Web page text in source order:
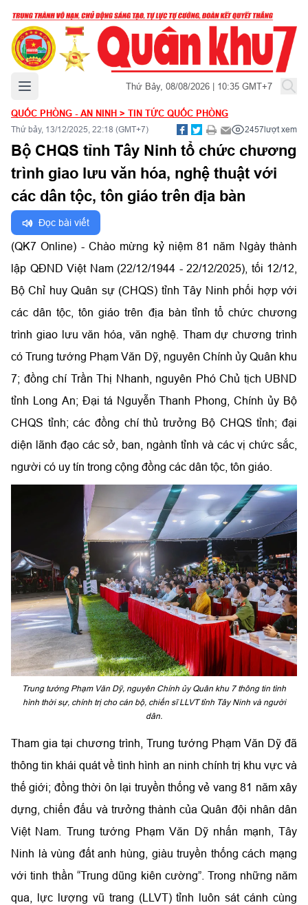
Mở menu chính Thứ Bảy, 08/08/2026 | 10:35 GMT+7
QUỐC PHÒNG - AN NINH > TIN TỨC QUỐC PHÒNG
Thứ bảy, 13/12/2025, 22:18 (GMT+7) 2457lượt xem
Bộ CHQS tỉnh Tây Ninh tổ chức chương
trình giao lưu văn hóa, nghệ thuật với
các dân tộc, tôn giáo trên địa bàn
Đọc bài viết
(QK7 Online) - Chào mừng kỷ niệm 81 năm Ngày thành
lập QĐND Việt Nam (22/12/1944 - 22/12/2025), tối 12/12,
Bộ Chỉ huy Quân sự (CHQS) tỉnh Tây Ninh phối hợp với
các dân tộc, tôn giáo trên địa bàn tỉnh tổ chức chương
trình giao lưu văn hóa, văn nghệ. Tham dự chương trình
có Trung tướng Phạm Văn Dỹ, nguyên Chính ủy Quân khu
7; đồng chí Trần Thị Nhanh, nguyên Phó Chủ tịch UBND
tỉnh Long An; Đại tá Nguyễn Thanh Phong, Chính ủy Bộ
CHQS tỉnh; các đồng chí thủ trưởng Bộ CHQS tỉnh; đại
diện lãnh đạo các sở, ban, ngành tỉnh và các vị chức sắc,
người có uy tín trong cộng đồng các dân tộc, tôn giáo.
Trung tướng Phạm Văn Dỹ, nguyên Chính ủy Quân khu 7 thông tin tình
hình thời sự, chính trị cho cán bộ, chiến sĩ LLVT tỉnh Tây Ninh và người
dân.
Tham gia tại chương trình, Trung tướng Phạm Văn Dỹ đã
thông tin khái quát về tình hình an ninh chính trị khu vực và
thế giới; đồng thời ôn lại truyền thống vẻ vang 81 năm xây
dựng, chiến đấu và trưởng thành của Quân đội nhân dân
Việt Nam. Trung tướng Phạm Văn Dỹ nhấn mạnh, Tây
Ninh là vùng đất anh hùng, giàu truyền thống cách mạng
với tinh thần “Trung dũng kiên cường”. Trong những năm
qua, lực lượng vũ trang (LLVT) tỉnh luôn sát cánh cùng